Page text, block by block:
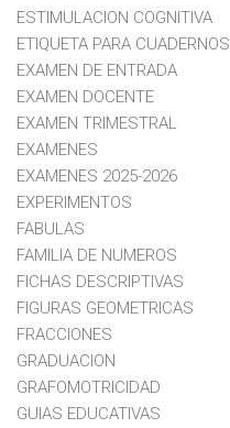
ESTIMULACION COGNITIVA
ETIQUETA PARA CUADERNOS
EXAMEN DE ENTRADA
EXAMEN DOCENTE
EXAMEN TRIMESTRAL
EXAMENES
EXAMENES 2025-2026
EXPERIMENTOS
FABULAS
FAMILIA DE NUMEROS
FICHAS DESCRIPTIVAS
FIGURAS GEOMETRICAS
FRACCIONES
GRADUACION
GRAFOMOTRICIDAD
GUIAS EDUCATIVAS